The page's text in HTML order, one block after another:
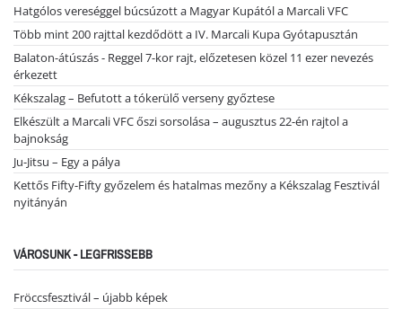
Hatgólos vereséggel búcsúzott a Magyar Kupától a Marcali VFC
Több mint 200 rajttal kezdődött a IV. Marcali Kupa Gyótapusztán
Balaton-átúszás - Reggel 7-kor rajt, előzetesen közel 11 ezer nevezés
érkezett
Kékszalag – Befutott a tókerülő verseny győztese
Elkészült a Marcali VFC őszi sorsolása – augusztus 22-én rajtol a
bajnokság
Ju-Jitsu – Egy a pálya
Kettős Fifty-Fifty győzelem és hatalmas mezőny a Kékszalag Fesztivál
nyitányán
VÁROSUNK - LEGFRISSEBB
Fröccsfesztivál – újabb képek